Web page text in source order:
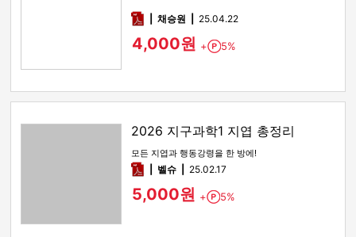
pdf채승원 25.04.22
4,000원 + Point
5%
2026 지구과학1 지엽 총정리
모든 지엽과 행동강령을 한 방에!
pdf벨슈 25.02.17
5,000원 + Point
5%